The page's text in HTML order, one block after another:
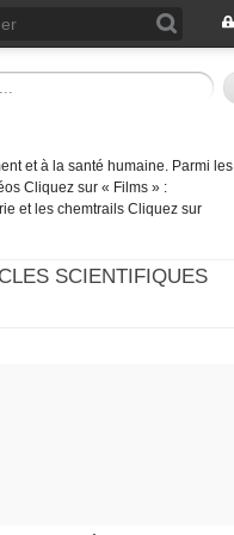
et à la santé humaine. Parmi les
Cliquez sur « Films » :
et les chemtrails Cliquez sur
SCIENTIFIQUES